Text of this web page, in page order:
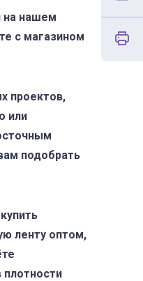
на нашем
с магазином
проектов,
или
подобрать
ленту оптом,
плотности